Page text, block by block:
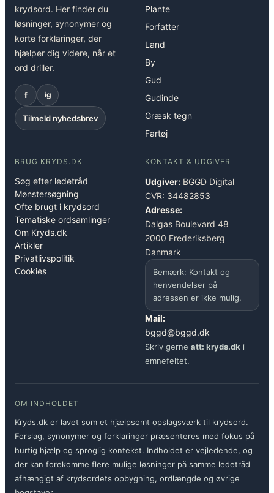
krydsord. Her finder du
løsninger, synonymer og
korte forklaringer, der
hjælper dig videre, når et
ord driller.
f ig
Tilmeld nyhedsbrev
Plante
Forfatter
Land
By
Gud
Gudinde
Græsk tegn
Fartøj
BRUG KRYDS.DK
Søg efter ledetråd
Mønstersøgning
Ofte brugt i krydsord
Tematiske ordsamlinger
Om Kryds.dk
Artikler
Privatlivspolitik
Cookies
KONTAKT & UDGIVER
Udgiver: BGGD Digital
CVR: 34482853
Adresse:
Dalgas Boulevard 48
2000 Frederiksberg
Danmark
Bemærk: Kontakt og
henvendelser på
adressen er ikke mulig.
Mail:
bggd@bggd.dk
Skriv gerne att: kryds.dk i
emnefeltet.
OM INDHOLDET
Kryds.dk er lavet som et hjælpsomt opslagsværk til krydsord.
Forslag, synonymer og forklaringer præsenteres med fokus på
hurtig hjælp og sproglig kontekst. Indholdet er vejledende, og
der kan forekomme flere mulige løsninger på samme ledetråd
afhængigt af krydsordets opbygning, ordlængde og øvrige